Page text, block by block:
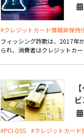
#クレジットカード情報非保持
フィッシング詐欺は、2017年
られ、消費者はクレジットカ
#PCI-DSS #クレジットカード